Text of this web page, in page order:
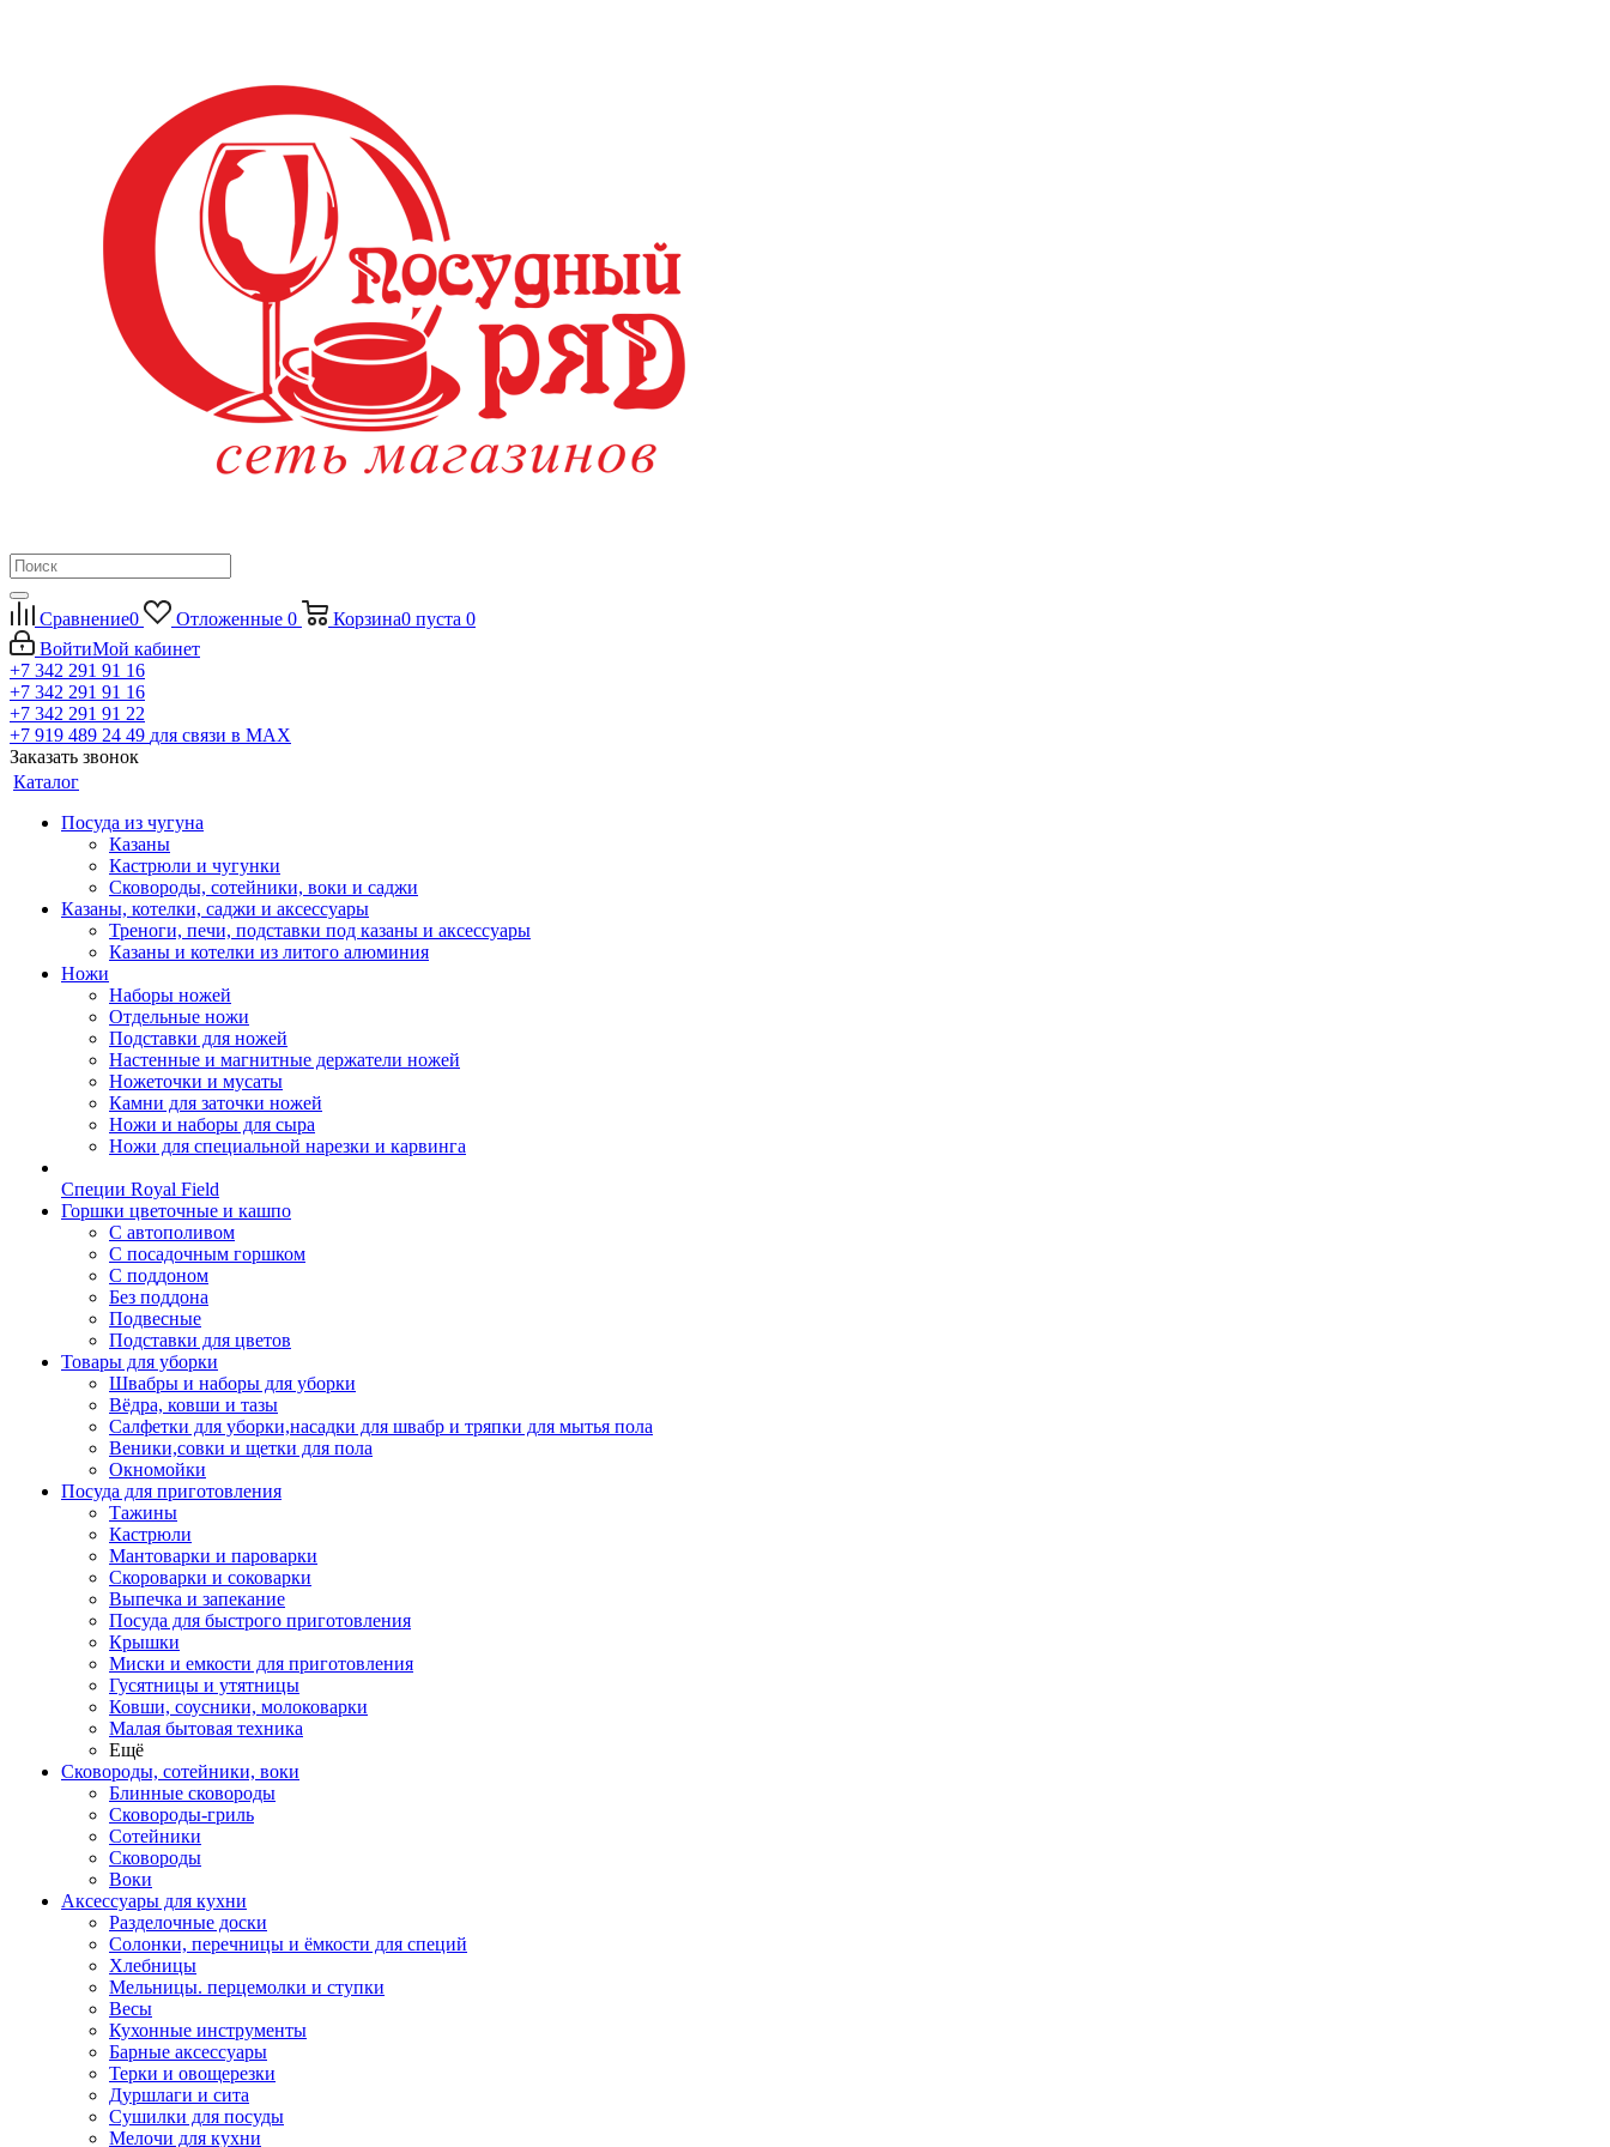
Сравнение0 Отложенные 0 Корзина0 пуста 0
ВойтиМой кабинет
+7 342 291 91 16
+7 342 291 91 16
+7 342 291 91 22
+7 919 489 24 49 для связи в МАХ
Заказать звонок
Каталог
Посуда из чугуна
Казаны
Кастрюли и чугунки
Сковороды, сотейники, воки и саджи
Казаны, котелки, саджи и аксессуары
Треноги, печи, подставки под казаны и аксессуары
Казаны и котелки из литого алюминия
Ножи
Наборы ножей
Отдельные ножи
Подставки для ножей
Настенные и магнитные держатели ножей
Ножеточки и мусаты
Камни для заточки ножей
Ножи и наборы для сыра
Ножи для специальной нарезки и карвинга
Специи Royal Field
Горшки цветочные и кашпо
С автополивом
С посадочным горшком
С поддоном
Без поддона
Подвесные
Подставки для цветов
Товары для уборки
Швабры и наборы для уборки
Вёдра, ковши и тазы
Салфетки для уборки,насадки для швабр и тряпки для мытья пола
Веники,совки и щетки для пола
Окномойки
Посуда для приготовления
Тажины
Кастрюли
Мантоварки и пароварки
Скороварки и соковарки
Выпечка и запекание
Посуда для быстрого приготовления
Крышки
Миски и емкости для приготовления
Гусятницы и утятницы
Ковши, соусники, молоковарки
Малая бытовая техника
Ещё
Сковороды, сотейники, воки
Блинные сковороды
Сковороды-гриль
Сотейники
Сковороды
Воки
Аксессуары для кухни
Разделочные доски
Солонки, перечницы и ёмкости для специй
Хлебницы
Мельницы. перцемолки и ступки
Весы
Кухонные инструменты
Барные аксессуары
Терки и овощерезки
Дуршлаги и сита
Сушилки для посуды
Мелочи для кухни